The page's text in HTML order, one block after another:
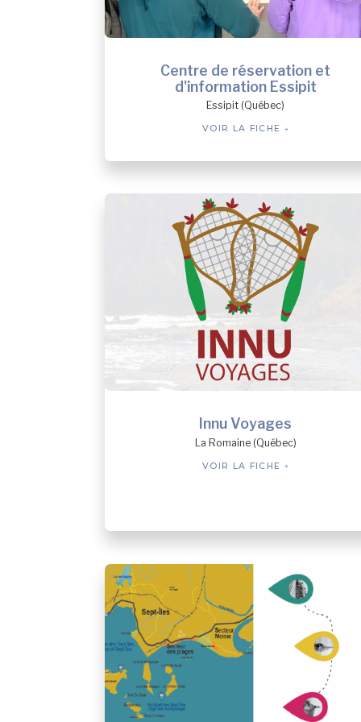
Centre de réservation et
d'information Essipit
Essipit (Québec)
VOIR LA FICHE
Innu Voyages
La Romaine (Québec)
VOIR LA FICHE